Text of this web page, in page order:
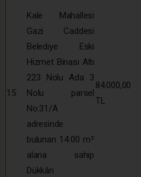
15
Kale Mahallesi
Gazi Caddesi
Belediye Eski
Hizmet Binası Altı
223 Nolu Ada 3
Nolu parsel
No:31/A
adresinde
bulunan 14.00 m²
alana sahip
Dükkân
84.000,00
TL